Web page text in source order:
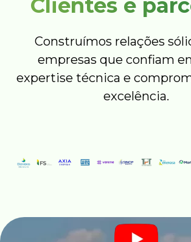
Clientes e
Construímos relações
empresas que confiam
expertise técnica e
excelência.